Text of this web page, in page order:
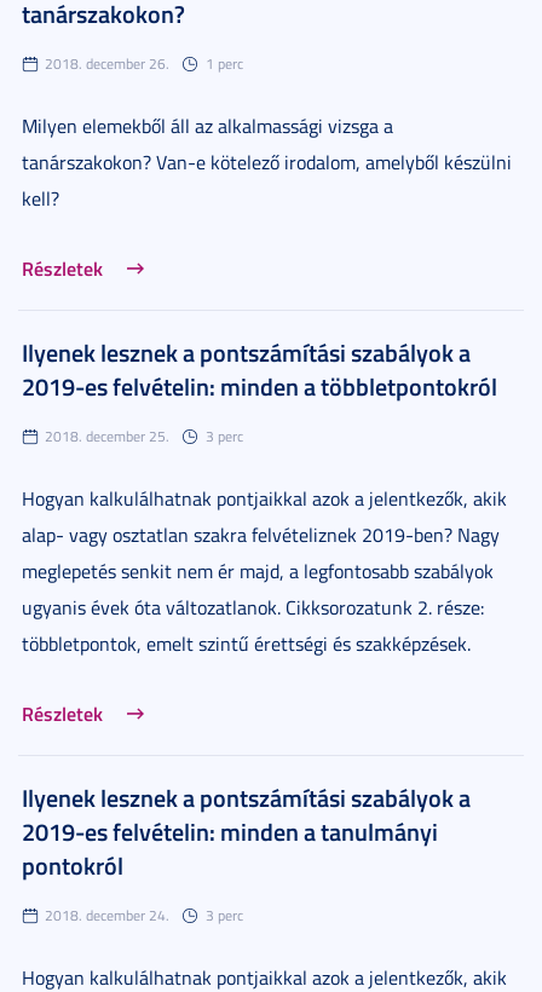
tanárszakokon?
2018. december 26. 1 perc
Milyen elemekből áll az alkalmassági vizsga a
tanárszakokon? Van-e kötelező irodalom, amelyből készülni
kell?
Részletek
Ilyenek lesznek a pontszámítási szabályok a
2019-es felvételin: minden a többletpontokról
2018. december 25. 3 perc
Hogyan kalkulálhatnak pontjaikkal azok a jelentkezők, akik
alap- vagy osztatlan szakra felvételiznek 2019-ben? Nagy
meglepetés senkit nem ér majd, a legfontosabb szabályok
ugyanis évek óta változatlanok. Cikksorozatunk 2. része:
többletpontok, emelt szintű érettségi és szakképzések.
Részletek
Ilyenek lesznek a pontszámítási szabályok a
2019-es felvételin: minden a tanulmányi
pontokról
2018. december 24. 3 perc
Hogyan kalkulálhatnak pontjaikkal azok a jelentkezők, akik